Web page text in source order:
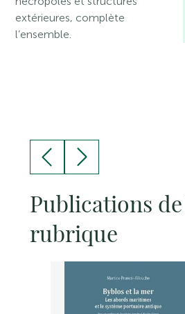
extérieures, complète
l’ensemble.
Publications
rubrique